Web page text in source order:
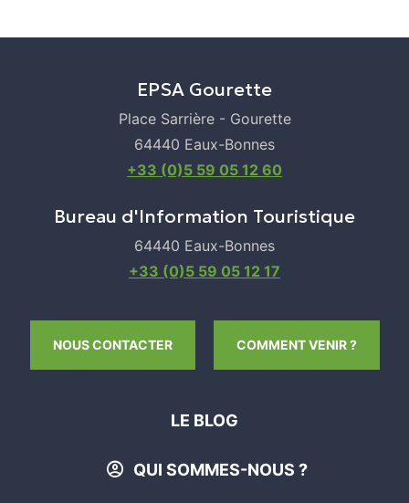
EPSA Gourette
Place Sarrière - Gourette
64440 Eaux-Bonnes
+33 (0)5 59 05 12 60
Bureau d'Information Touristique
64440 Eaux-Bonnes
+33 (0)5 59 05 12 17
NOUS CONTACTER COMMENT VENIR ?
LE BLOG
QUI SOMMES-NOUS ?